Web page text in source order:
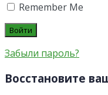
Remember Me
Забыли пароль?
Восстановите